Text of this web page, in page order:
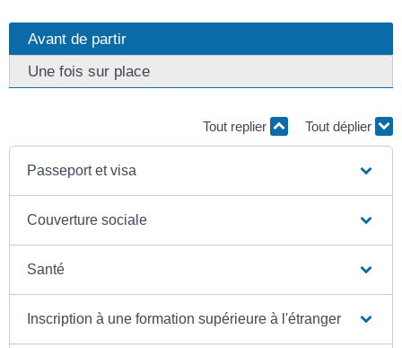
Avant de partir
Une fois sur place
Tout replier Tout déplier
Passeport et visa
Couverture sociale
Santé
Inscription à une formation supérieure à l'étranger